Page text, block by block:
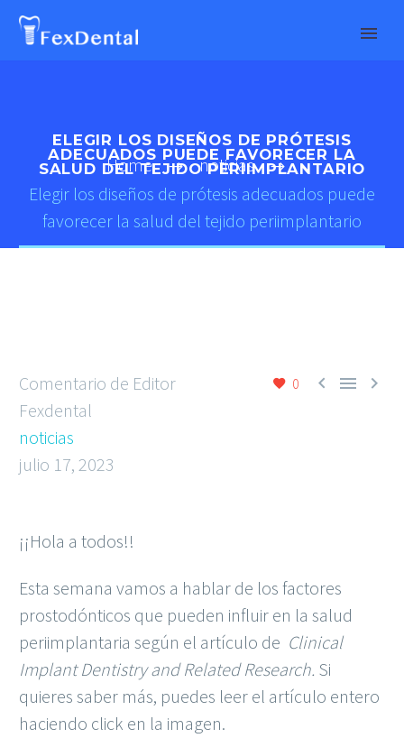
ELEGIR LOS DISEÑOS DE PRÓTESIS
ADECUADOS PUEDE FAVORECER LA
SALUD DEL TEJIDO PERIIMPLANTARIO
Home
noticias
Elegir los diseños de prótesis adecuados puede
favorecer la salud del tejido periimplantario
0   
Comentario de Editor
Fexdental
noticias
julio 17, 2023
¡¡Hola a todos!!
Esta semana vamos a hablar de los factores
prostodónticos que pueden influir en la salud
periimplantaria según el artículo de Clinical
Implant Dentistry and Related Research. Si
quieres saber más, puedes leer el artículo entero
haciendo click en la imagen.